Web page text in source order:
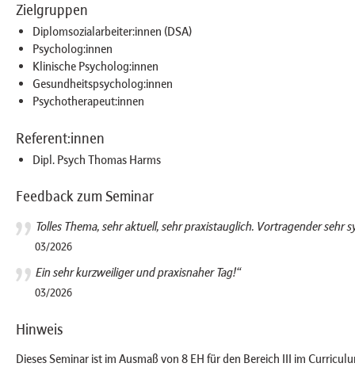
Zielgruppen
Diplomsozialarbeiter:innen (DSA)
Psycholog:innen
Klinische Psycholog:innen
Gesundheitspsycholog:innen
Psychotherapeut:innen
Referent:innen
Dipl. Psych Thomas Harms
Feedback zum Seminar
Tolles Thema, sehr aktuell, sehr praxistauglich. Vortragender sehr
03/2026
Ein sehr kurzweiliger und praxisnaher Tag!“
03/2026
Hinweis
Dieses Seminar ist im Ausmaß von 8 EH für den Bereich III im